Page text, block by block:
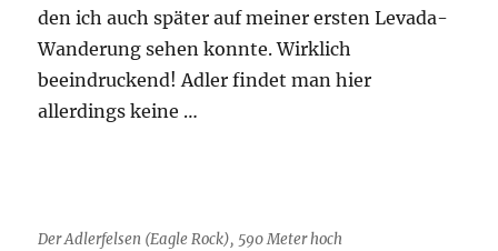
den ich auch später auf meiner ersten Levada-
Wanderung sehen konnte. Wirklich
beeindruckend! Adler findet man hier
allerdings keine …
Der Adlerfelsen (Eagle Rock), 590 Meter hoch